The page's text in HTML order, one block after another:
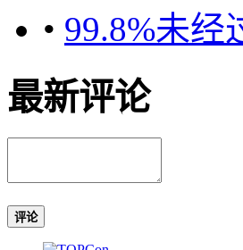
• 99.8%未经
最新评论
评论